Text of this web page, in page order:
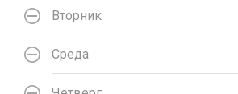
Вторник
Среда